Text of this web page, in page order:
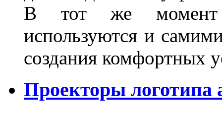
В тот же момент
используются и
создания комфортных
Проекторы логотипа